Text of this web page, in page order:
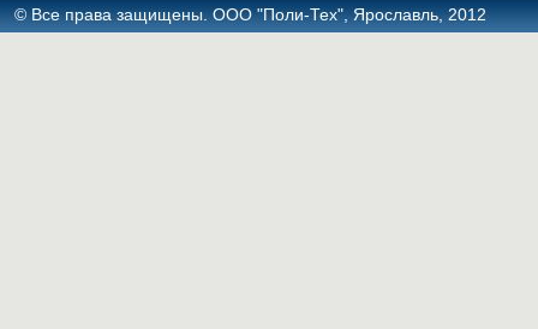
© Все права защищены. ООО "Поли-Тех", Ярославль, 2012